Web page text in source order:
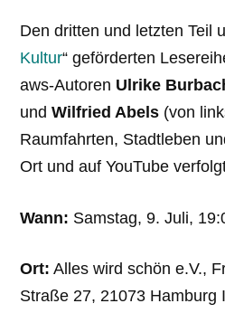
Den dritten und letzten Teil
Kultur“ geförderten
aws-Autoren Ulrike
undWilfried Abels (von
Raumfahrten, Stadtleben
Ort und auf YouTube
Wann: Samstag, 9. Juli,
Ort: Alles wird schön e.V.,
Straße 27, 21073 Hamburg